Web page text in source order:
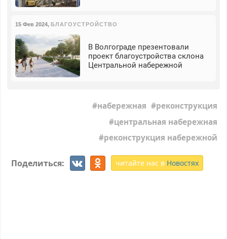
15 Фев 2024, БЛАГОУСТРОЙСТВО
В Волгограде презентовали
проект благоустройства склона
Центральной набережной
набережная
реконструкция
центральная набережная
реконструкция набережной
Поделиться: читайте нас в Новостях